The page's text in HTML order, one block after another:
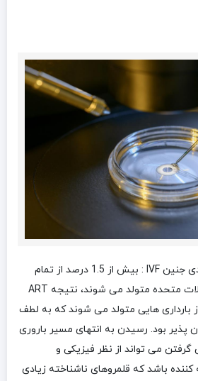
همه چیز درباره درجه بندی جنین IVF : بیش از 1.5 درصد از تمام
نوزادانی که سالانه در ایالات متحده متولد می شوند، نتیجه ART
بارداری هایی متولد می شوند که به لطف
پذیر بود. رسیدن به انتهای مسیر باروری
گرفتن می تواند از نظر فیزیکی و
باشد که قلمروهای ناشناخته زیادی